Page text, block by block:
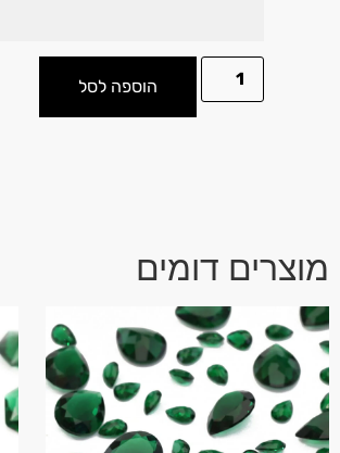
הוספה לסל
מוצרים דומים